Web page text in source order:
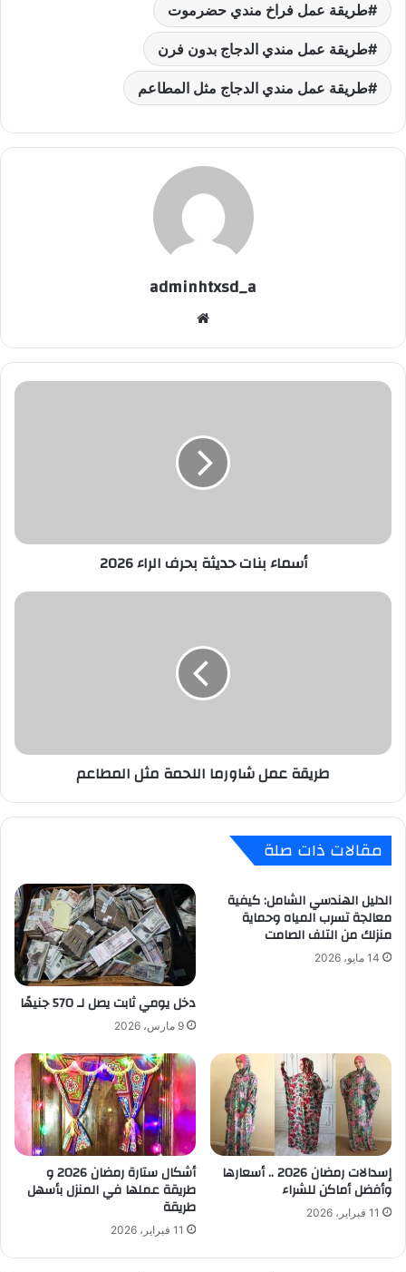
طريقة عمل فراخ مندي حضرموت
طريقة عمل مندي الدجاج بدون فرن
طريقة عمل مندي الدجاج مثل المطاعم
adminhtxsd_a
أسماء
أسماء بنات حديثة بحرف الراء 2026
طريقة
طريقة عمل شاورما اللحمة مثل المطاعم
مقالات ذات صلة
الدليل الهندسي الشامل: كيفية
معالجة تسرب المياه وحماية
منزلك من التلف الصامت
14 مايو، 2026
دخل يومي ثابت يصل لـ 570 جنيهًا
9 مارس، 2026
إسدالات رمضان 2026 .. أسعارها
وأفضل أماكن للشراء
11 فبراير، 2026
أشكال ستارة رمضان 2026 و
طريقة عملها في المنزل بأسهل
طريقة
11 فبراير، 2026